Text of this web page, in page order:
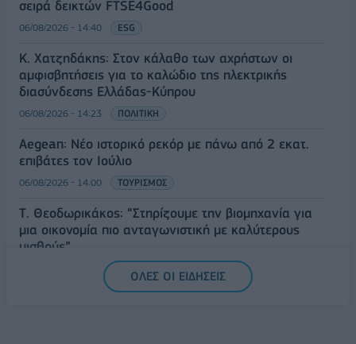
σειρά δεικτών FTSE4Good
06/08/2026 - 14:40 ESG
Κ. Χατζηδάκης: Στον κάλαθο των αχρήστων οι
αμφισβητήσεις για το καλώδιο της ηλεκτρικής
διασύνδεσης Ελλάδας-Κύπρου
06/08/2026 - 14:23 ΠΟΛΙΤΙΚΗ
Aegean: Νέο ιστορικό ρεκόρ με πάνω από 2 εκατ.
επιβάτες τον Ιούλιο
06/08/2026 - 14:00 ΤΟΥΡΙΣΜΟΣ
Τ. Θεοδωρικάκος: “Στηρίζουμε την βιομηχανία για
μια οικονομία πιο ανταγωνιστική με καλύτερους
μισθούς”
ΟΛΕΣ ΟΙ ΕΙΔΗΣΕΙΣ